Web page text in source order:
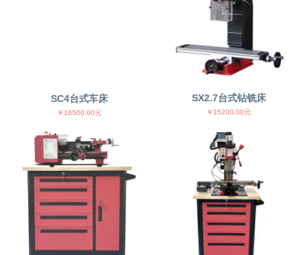
SC4台式车床
￥16500.00元
SX2.7台式钻铣床
￥15200.00元